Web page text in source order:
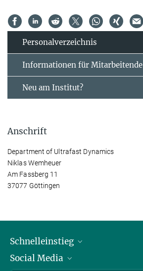
Personal­verzeichnis
Informationen für Mitarbeitende
Neu am Institut?
Anschrift
Department of Ultrafast Dynamics
Niklas Wemheuer
Am Fassberg 11
37077 Göttingen
Schnelleinstieg
Alumni
Social Media